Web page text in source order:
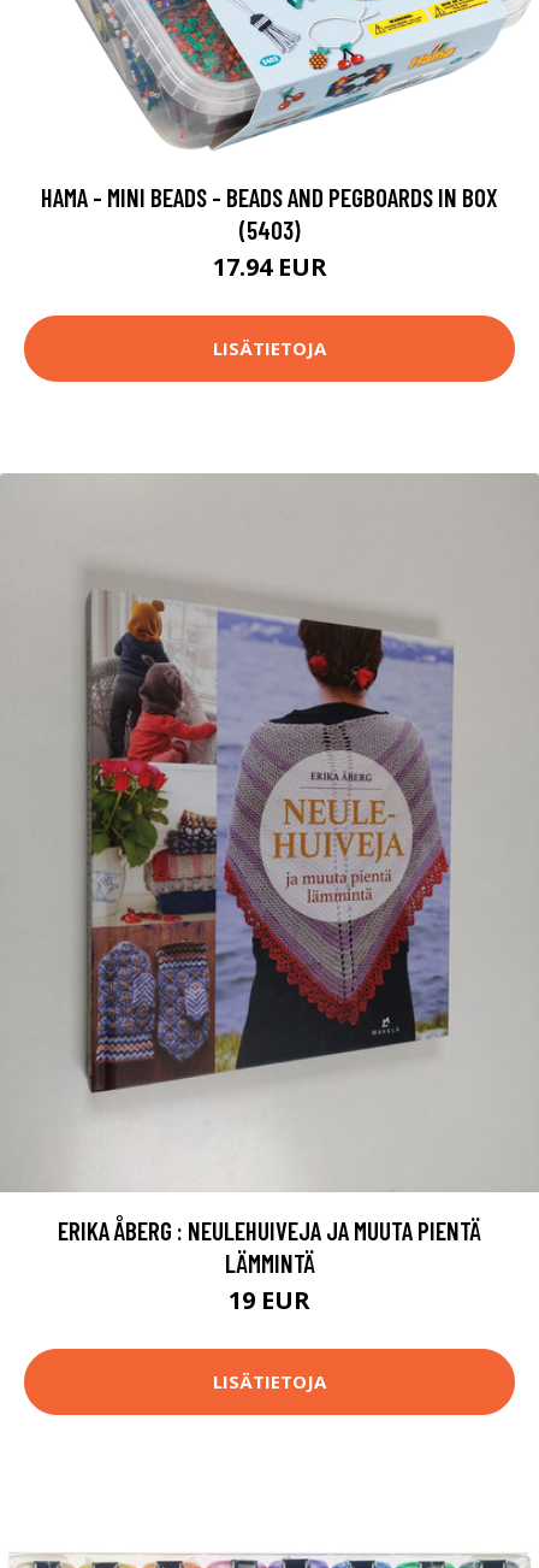
HAMA - MINI BEADS - BEADS AND PEGBOARDS IN BOX
(5403)
17.94 EUR
LISÄTIETOJA
ERIKA ÅBERG : NEULEHUIVEJA JA MUUTA PIENTÄ
LÄMMINTÄ
19 EUR
LISÄTIETOJA